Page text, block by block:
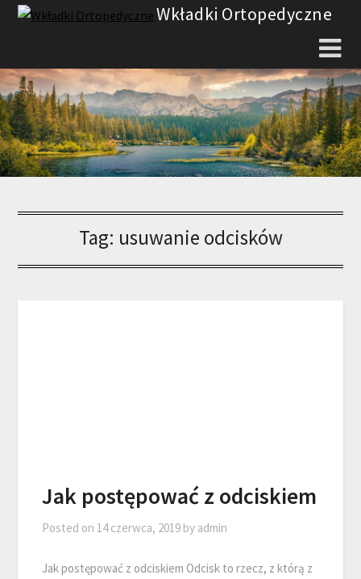
Skip
Wkładki Ortopedyczne
Tag: usuwanie odcisków
Jak postępować z odciskiem
Posted on 14 czerwca, 2019 by admin
Jak postępować z odciskiem Odcisk to rzecz, z którą z